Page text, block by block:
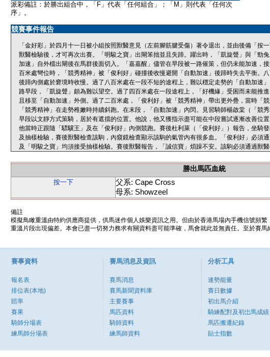
派彩備註：於勝出組合中，「F」代表「任何組合」；「M」則代表「任何次
序」。
競賽事件報告
「金好彩」於四月十一日被小組按照獸醫意見（左前腳筋腱受傷）著令退出，並由後備「按
獸醫檢驗後，才可再次出賽。「明駿之寶」出閘笨拙並且失蹄。躍出時，「凱旋聲」與「勁
加速」自外檔出閘後在馬群後面切入。「嘉嘉醒」儘管在早段被一路催策，但仍未能加速，
百米處彎位時，「競秀精神」被「俊利好」碰撞後收慢避開「自動加速」後蹄時失去平衡。
後蹄內側處於窘境時收慢。過了八百米處在一段不短的途程上，難以穩定走勢的「自動加速
路早段，「凱旋聲」頗為難以望空。過了四百米處在一段途程上，「好機緣」受困而未能推
且移至「自動加速」外側。過了二百米處，「俊利好」被「競秀精神」帶出更外疊，當時「
「競秀精神」在走勢稚嫩時持續斜跑。在末段，「自動加速」內閃。見習騎師楊啟棠（「競
早段以文靜方式策騎，居於有遮擋的位置。他說，他又獲指示盡可能在中段嘗試逐漸改善位
他當時正跟隨「驃驥王」及在「俊利好」內側競跑。賽後杜利萊（「俊利好」）報告，坐騎
及抽樣檢驗，賽後獸醫檢查該駒，內窺鏡檢查顯示該駒的氣管內有很多血。「俊利好」必須
及「明駿之寶」均須接受抽樣檢驗。賽後獸醫報告，「誠信寶」煩躁不安。該駒必須通過獸醫
勝出馬匹血統
按一下
父系: Cape Cross
母系: Showzeel
備註
模擬鳥瞰重溫由特約供應商提供，供馬迷作個人娛樂資訊之用。但由於香港馬場內手機信號頻
重溫片段出現偏差。本會已盡一切努力務求有關資料盡可能準確，馬會就此並無責任。至於賽馬
賽事資料
報名表
排位表(本地)
賠率
賽果
騎師分場表
練馬師分場表
賽馬消息及資訊
賽馬消息
賽馬新聞資料庫
主要賽事
馬匹資料
騎師資料
練馬師資料
分析工具
速勢能量
賽日數據
初出馬介紹
騎練配對及初岀馬成績
馬匹搬遷紀錄
貼士指數